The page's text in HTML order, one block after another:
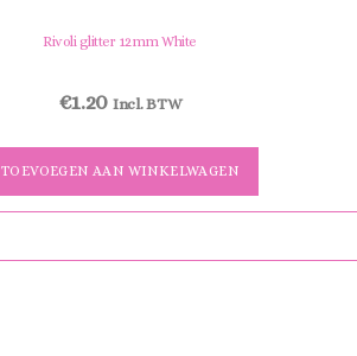
Rivoli glitter 12mm White
€1.20 Incl. BTW
TOEVOEGEN AAN WINKELWAGEN